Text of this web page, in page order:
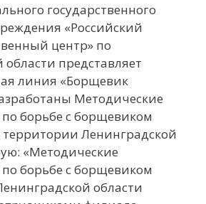
государственного
«Российский
центр» по
представляет
линия «Борщевик
Методические
борьбе с борщевиком
территории Ленинградской
«Методические
борьбе с борщевиком
области